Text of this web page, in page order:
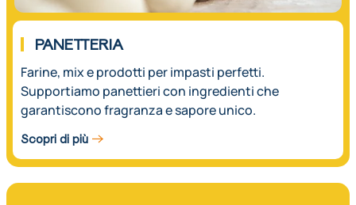
PANETTERIA
Farine, mix e prodotti per impasti perfetti.
Supportiamo panettieri con ingredienti che
garantiscono fragranza e sapore unico.
Scopri di più